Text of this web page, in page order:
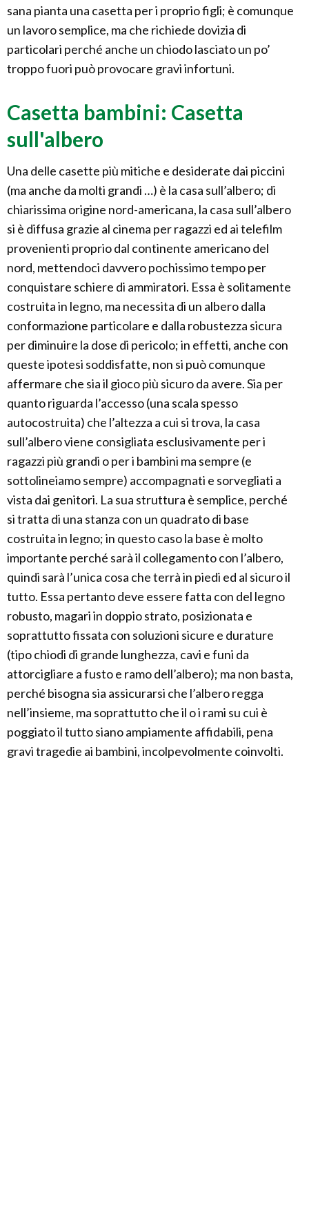
sana pianta una casetta per i proprio figli; è comunque
un lavoro semplice, ma che richiede dovizia di
particolari perché anche un chiodo lasciato un po’
troppo fuori può provocare gravi infortuni.
Casetta bambini: Casetta
sull'albero
Una delle casette più mitiche e desiderate dai piccini
(ma anche da molti grandi …) è la casa sull’albero; di
chiarissima origine nord-americana, la casa sull’albero
si è diffusa grazie al cinema per ragazzi ed ai telefilm
provenienti proprio dal continente americano del
nord, mettendoci davvero pochissimo tempo per
conquistare schiere di ammiratori. Essa è solitamente
costruita in legno, ma necessita di un albero dalla
conformazione particolare e dalla robustezza sicura
per diminuire la dose di pericolo; in effetti, anche con
queste ipotesi soddisfatte, non si può comunque
affermare che sia il gioco più sicuro da avere. Sia per
quanto riguarda l’accesso (una scala spesso
autocostruita) che l’altezza a cui si trova, la casa
sull’albero viene consigliata esclusivamente per i
ragazzi più grandi o per i bambini ma sempre (e
sottolineiamo sempre) accompagnati e sorvegliati a
vista dai genitori. La sua struttura è semplice, perché
si tratta di una stanza con un quadrato di base
costruita in legno; in questo caso la base è molto
importante perché sarà il collegamento con l’albero,
quindi sarà l’unica cosa che terrà in piedi ed al sicuro il
tutto. Essa pertanto deve essere fatta con del legno
robusto, magari in doppio strato, posizionata e
soprattutto fissata con soluzioni sicure e durature
(tipo chiodi di grande lunghezza, cavi e funi da
attorcigliare a fusto e ramo dell’albero); ma non basta,
perché bisogna sia assicurarsi che l’albero regga
nell’insieme, ma soprattutto che il o i rami su cui è
poggiato il tutto siano ampiamente affidabili, pena
gravi tragedie ai bambini, incolpevolmente coinvolti.